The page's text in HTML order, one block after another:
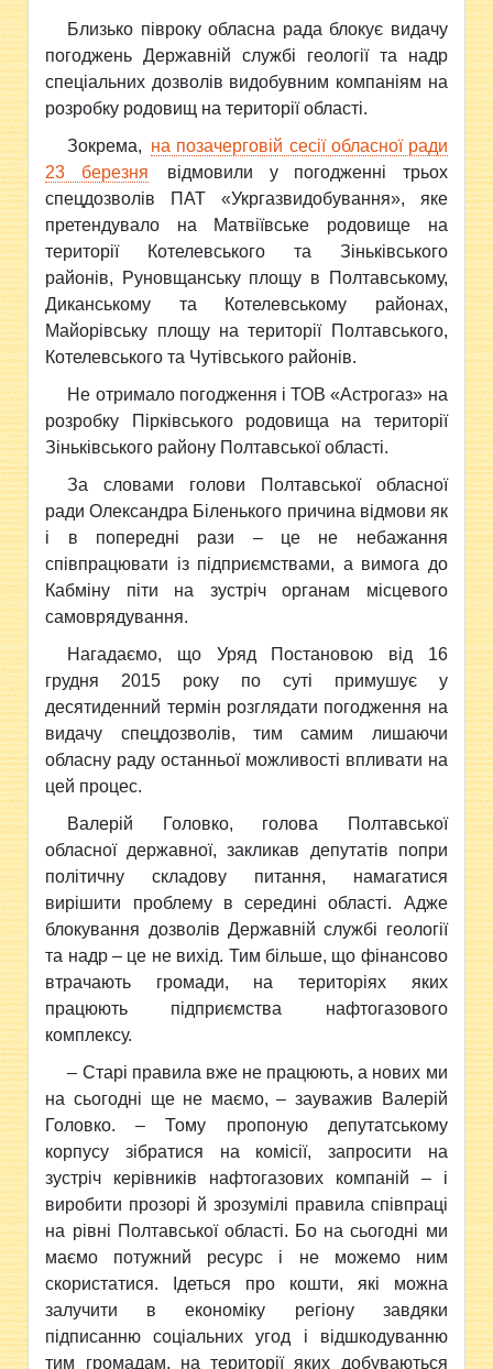
Близько півроку обласна рада блокує видачу
погоджень Державній службі геології та надр
спеціальних дозволів видобувним компаніям на
розробку родовищ на території області.
Зокрема, на позачерговій сесії обласної ради
23 березня
відмовили у погодженні трьох
спецдозволів ПАТ «Укргазвидобування», яке
претендувало на Матвіївське родовище на
території Котелевського та Зіньківського
районів, Руновщанську площу в Полтавському,
Диканському та Котелевському районах,
Майорівську площу на території Полтавського,
Котелевського та Чутівського районів.
Не отримало погодження і ТОВ «Астрогаз» на
розробку Пірківського родовища на території
Зіньківського району Полтавської області.
За словами голови Полтавської обласної
ради Олександра Біленького причина відмови як
і в попередні рази – це не небажання
співпрацювати із підприємствами, а вимога до
Кабміну піти на зустріч органам місцевого
самоврядування.
Нагадаємо, що Уряд Постановою від 16
грудня 2015 року по суті примушує у
десятиденний термін розглядати погодження на
видачу спецдозволів, тим самим лишаючи
обласну раду останньої можливості впливати на
цей процес.
Валерій Головко, голова Полтавської
обласної державної, закликав депутатів попри
політичну складову питання, намагатися
вирішити проблему в середині області. Адже
блокування дозволів Державній службі геології
та надр – це не вихід. Тим більше, що фінансово
втрачають громади, на територіях яких
працюють підприємства нафтогазового
комплексу.
– Старі правила вже не працюють, а нових ми
на сьогодні ще не маємо, – зауважив Валерій
Головко. – Тому пропоную депутатському
корпусу зібратися на комісії, запросити на
зустріч керівників нафтогазових компаній – і
виробити прозорі й зрозумілі правила співпраці
на рівні Полтавської області. Бо на сьогодні ми
маємо потужний ресурс і не можемо ним
скористатися. Ідеться про кошти, які можна
залучити в економіку регіону завдяки
підписанню соціальних угод і відшкодуванню
тим громадам, на території яких добуваються